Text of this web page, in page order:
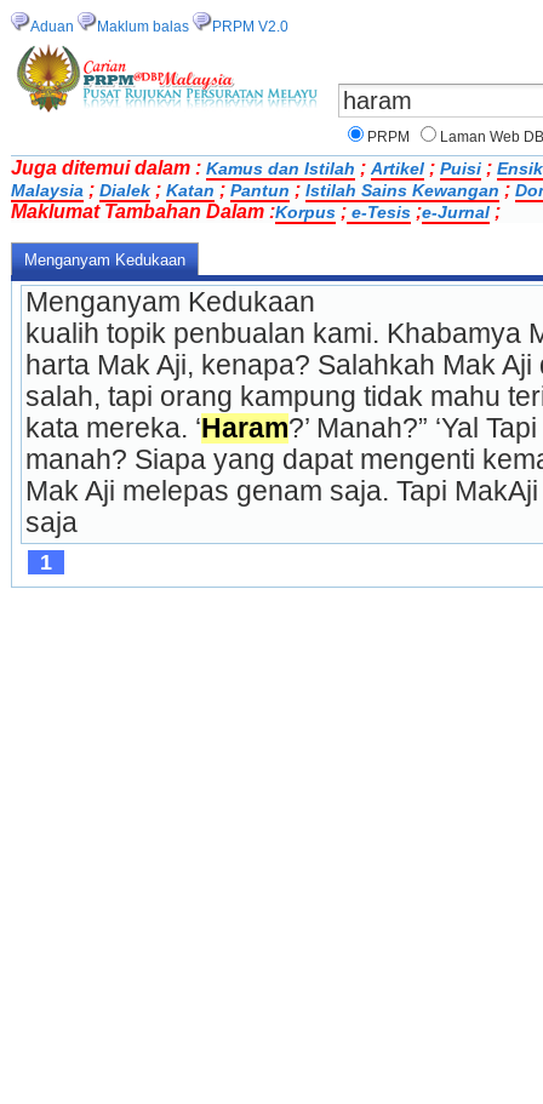
Aduan Maklum balas PRPM V2.0
PRPM Laman Web
Juga ditemui dalam : Kamus dan Istilah ; Artikel ; Puisi ;
Malaysia ; Dialek ; Katan ; Pantun ; Istilah Sains Kewangan ;
Maklumat Tambahan Dalam :Korpus ; e-Tesis ;e-Jurnal ;
Menganyam Kedukaan
Menganyam Kedukaan
kualih topik penbualan kami. Khabamya
harta Mak Aji, kenapa? Salahkah Mak Aji
salah, tapi orang kampung tidak mahu
kata mereka. ‘ Haram?’ Manah?” ‘Yal
manah? Siapa yang dapat mengenti
Mak Aji melepas genam saja. Tapi
saja
1